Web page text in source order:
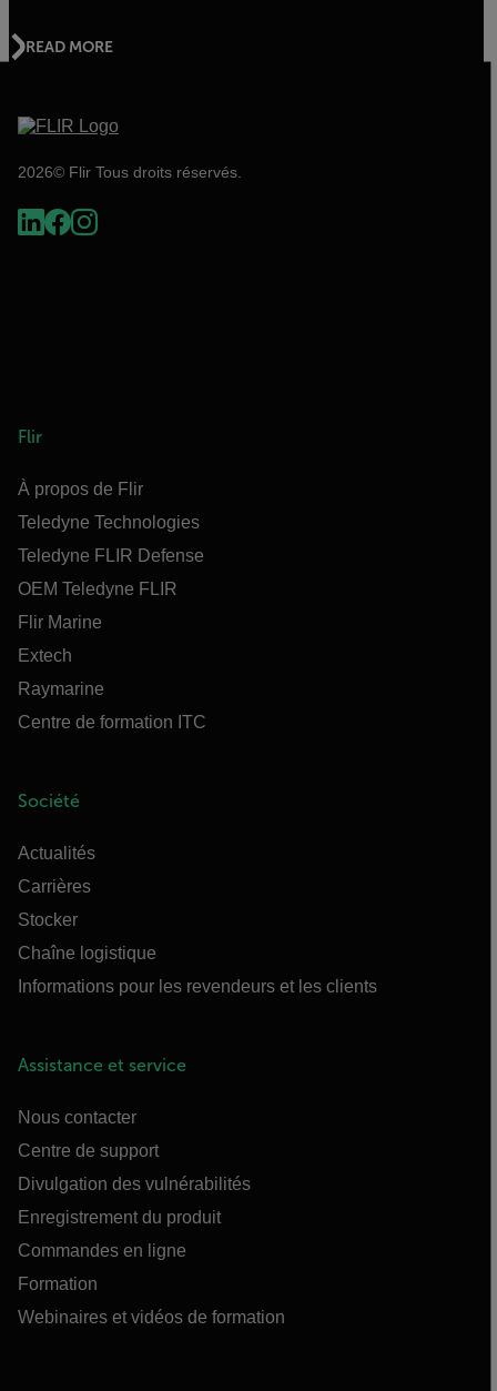
READ MORE
2026© Flir Tous droits réservés.
Flir
À propos de Flir
Teledyne Technologies
Teledyne FLIR Defense
OEM Teledyne FLIR
Flir Marine
Extech
Raymarine
Centre de formation ITC
Société
Actualités
Carrières
Stocker
Chaîne logistique
Informations pour les revendeurs et les clients
Assistance et service
Nous contacter
Centre de support
Divulgation des vulnérabilités
Enregistrement du produit
Commandes en ligne
Formation
Webinaires et vidéos de formation